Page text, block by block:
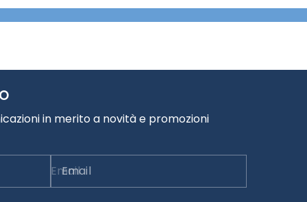
in merito a novità e promozioni
Email